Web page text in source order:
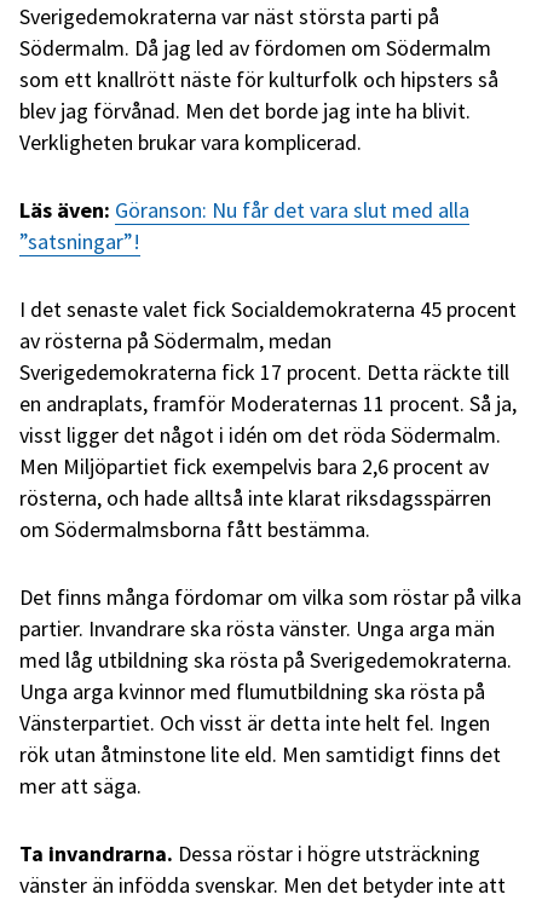
Sverigedemokraterna var näst största parti på
Södermalm. Då jag led av fördomen om Södermalm
som ett knallrött näste för kulturfolk och hipsters så
blev jag förvånad. Men det borde jag inte ha blivit.
Verkligheten brukar vara komplicerad.
Läs även: Göranson: Nu får det vara slut med alla
”satsningar”!
I det senaste valet fick Socialdemokraterna 45 procent
av rösterna på Södermalm, medan
Sverigedemokraterna fick 17 procent. Detta räckte till
en andraplats, framför Moderaternas 11 procent. Så ja,
visst ligger det något i idén om det röda Södermalm.
Men Miljöpartiet fick exempelvis bara 2,6 procent av
rösterna, och hade alltså inte klarat riksdagsspärren
om Södermalmsborna fått bestämma.
Det finns många fördomar om vilka som röstar på vilka
partier. Invandrare ska rösta vänster. Unga arga män
med låg utbildning ska rösta på Sverigedemokraterna.
Unga arga kvinnor med flumutbildning ska rösta på
Vänsterpartiet. Och visst är detta inte helt fel. Ingen
rök utan åtminstone lite eld. Men samtidigt finns det
mer att säga.
Ta invandrarna. Dessa röstar i högre utsträckning
vänster än infödda svenskar. Men det betyder inte att